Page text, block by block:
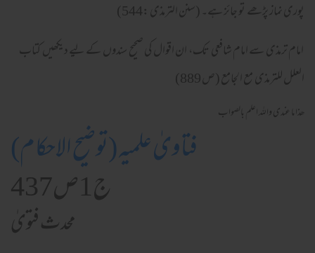
پوری نماز پڑھے تو جائز ہے۔ (سنن الترمذی :544)
امام ترمذی سے امام شافعی تک، ان اقوال کی صحیح سندوں کے لیے دیکھیں کتاب
العلل للترمذی مع الجامع (ص 889)
ھذا ما عندی واللہ اعلم بالصواب
فتاویٰ علمیہ (توضیح الاحکام)
ج1ص437
محدث فتویٰ